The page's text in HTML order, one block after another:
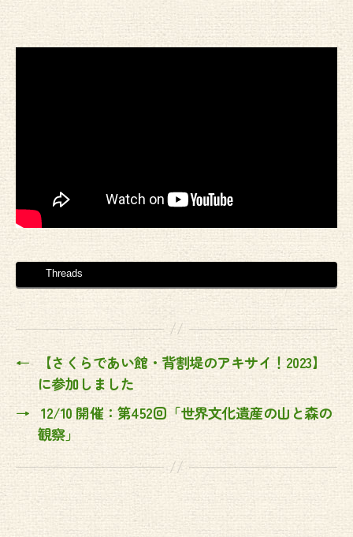
Threads
←
【さくらであい館・背割堤のアキサイ！2023】
に参加しました
→ 12/10 開催：第452回「世界文化遺産の山と森の
観察」